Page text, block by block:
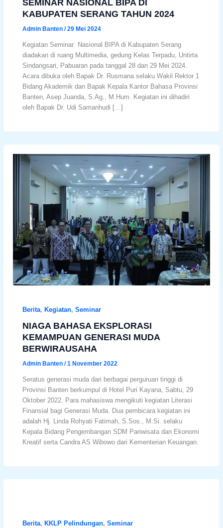
SEMINAR NASIONAL BIPA DI
KABUPATEN SERANG TAHUN 2024
Admin Banten/29 Mei 2024
Kegiatan Seminar Nasional BIPA di Kabupaten Serang
diadakan di ruang Multimedia, gedung Kelas Terpadu, Untirta
Sindangsari, Pabuaran pada tanggal 28 dan 29 Mei 2024.
Acara dibuka oleh Bapak Dr. Rusmana selaku Wakil Rektor 1
Bidang Akademik dan Bapak Kepala Kantor Bahasa Provinsi
Banten, Asep Juanda, S.Ag., M.Hum. Kegiatan ini dihadiri
oleh Bapak Dr. Udi Samanhudi […]
Berita, Kegiatan,Seminar
NIAGA BAHASA EKSPLORASI
KEMAMPUAN GENERASI MUDA
BERWIRAUSAHA
Admin Banten/1 November 2022
Seratus generasi muda dari berbagai perguruan tinggi di
Provinsi Banten berkumpul di Hotel Puri Kayana, Sabtu, 29
Oktober 2022. Para mahasiswa mengikuti kegiatan Literasi
Finansial bagi Generasi Muda. Dua pembicara kegiatan ini
adalah Hj. Linda Rohyati Fatimah, S.Sos., M.Si. selaku
Kepala Bidang Pengembangan SDM Pariwisata dan Ekonomi
Kreatif serta Candra AS Wibowo dari Kementerian Keuangan.
Berita, KKLP Pelindungan,Seminar